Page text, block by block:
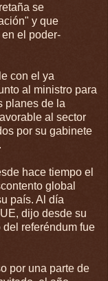
se
y que
el poder-
con el ya
al ministro para
planes de la
al sector
por su gabinete
hace tiempo el
global
país. Al día
dijo desde su
referéndum fue
por una parte de